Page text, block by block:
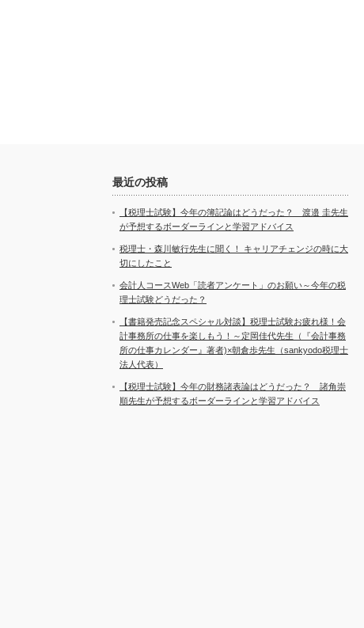
最近の投稿
【税理士試験】今年の簿記論はどうだった？ 渡邉 圭先生
が予想するボーダーラインと学習アドバイス
税理士・森川敏行先生に聞く！ キャリアチェンジの時に大
切にしたこと
会計人コースWeb「読者アンケート」のお願い～今年の税
理士試験どうだった？
【書籍発売記念スペシャル対談】税理士試験お疲れ様！会
計事務所の仕事を楽しもう！～定岡佳代先生（『会計事務
所の仕事カレンダー』著者)×朝倉歩先生（sankyodo税理士
法人代表）
【税理士試験】今年の財務諸表論はどうだった？ 諸角崇
順先生が予想するボーダーラインと学習アドバイス